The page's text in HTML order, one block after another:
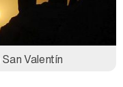
Valentín